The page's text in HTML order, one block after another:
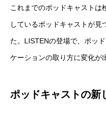
これまでのポッドキャストは
しているポッドキャストが見
た。LISTENの登場で、ポッ
ケーションの取り方に変化が
ポッドキャストの新